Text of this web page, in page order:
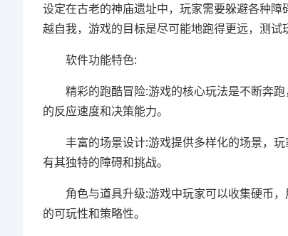
设定在古老的神庙遗址中，玩家需要躲避各种
越自我，游戏的目标是尽可能地跑得更远，测试
软件功能特色:
精彩的跑酷冒险:游戏的核心玩法是不断奔跑
的反应速度和决策能力。
丰富的场景设计:游戏提供多样化的场景，玩
有其独特的障碍和挑战。
角色与道具升级:游戏中玩家可以收集硬币，
的可玩性和策略性。